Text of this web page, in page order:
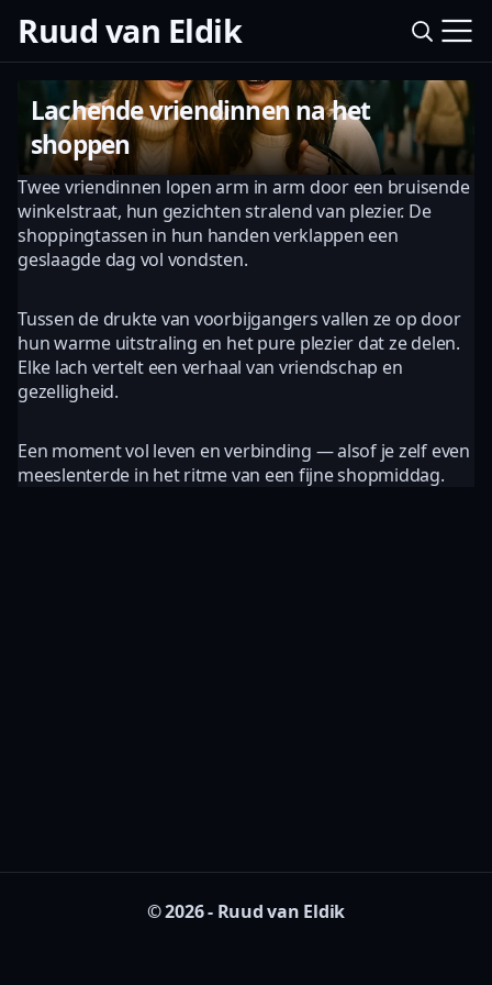
Ruud van Eldik
Lachende vriendinnen na het
shoppen
Twee vriendinnen lopen arm in arm door een bruisende
winkelstraat, hun gezichten stralend van plezier. De
shoppingtassen in hun handen verklappen een
geslaagde dag vol vondsten.
Tussen de drukte van voorbijgangers vallen ze op door
hun warme uitstraling en het pure plezier dat ze delen.
Elke lach vertelt een verhaal van vriendschap en
gezelligheid.
Een moment vol leven en verbinding — alsof je zelf even
meeslenterde in het ritme van een fijne shopmiddag.
© 2026 - Ruud van Eldik